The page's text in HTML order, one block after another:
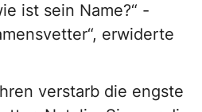
ist sein Name?“ -
erwiderte
verstarb die engste